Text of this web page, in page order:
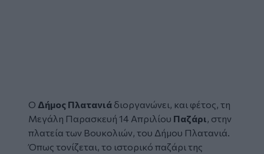
Ο Δήμος Πλατανιά διοργανώνει, και φέτος, τη
Μεγάλη Παρασκευή 14 Απριλίου Παζάρι, στην
πλατεία των Βουκολιών, του Δήμου Πλατανιά.
Όπως τονίζεται, το ιστορικό παζάρι της